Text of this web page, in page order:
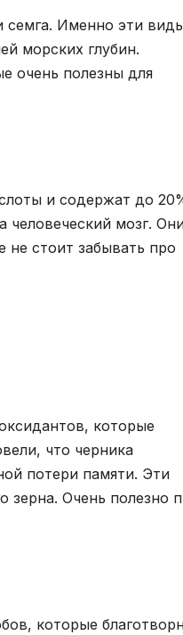
семга. Именно эти
морских глубин.
очень полезны для
и содержат до
человеческий мозг.
стоит забывать про
которые
что черника
потери памяти. Эти
зерна. Очень полезно
которые